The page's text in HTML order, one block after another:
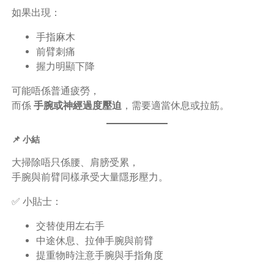
如果出現：
手指麻木
前臂刺痛
握力明顯下降
可能唔係普通疲勞，
而係 手腕或神經過度壓迫，需要適當休息或拉筋。
📌 小結
大掃除唔只係腰、肩膀受累，
手腕與前臂同樣承受大量隱形壓力。
✅ 小貼士：
交替使用左右手
中途休息、拉伸手腕與前臂
提重物時注意手腕與手指角度